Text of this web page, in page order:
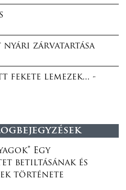
zárvatartása
fekete lemezek... -
Egy
betiltásának és
története